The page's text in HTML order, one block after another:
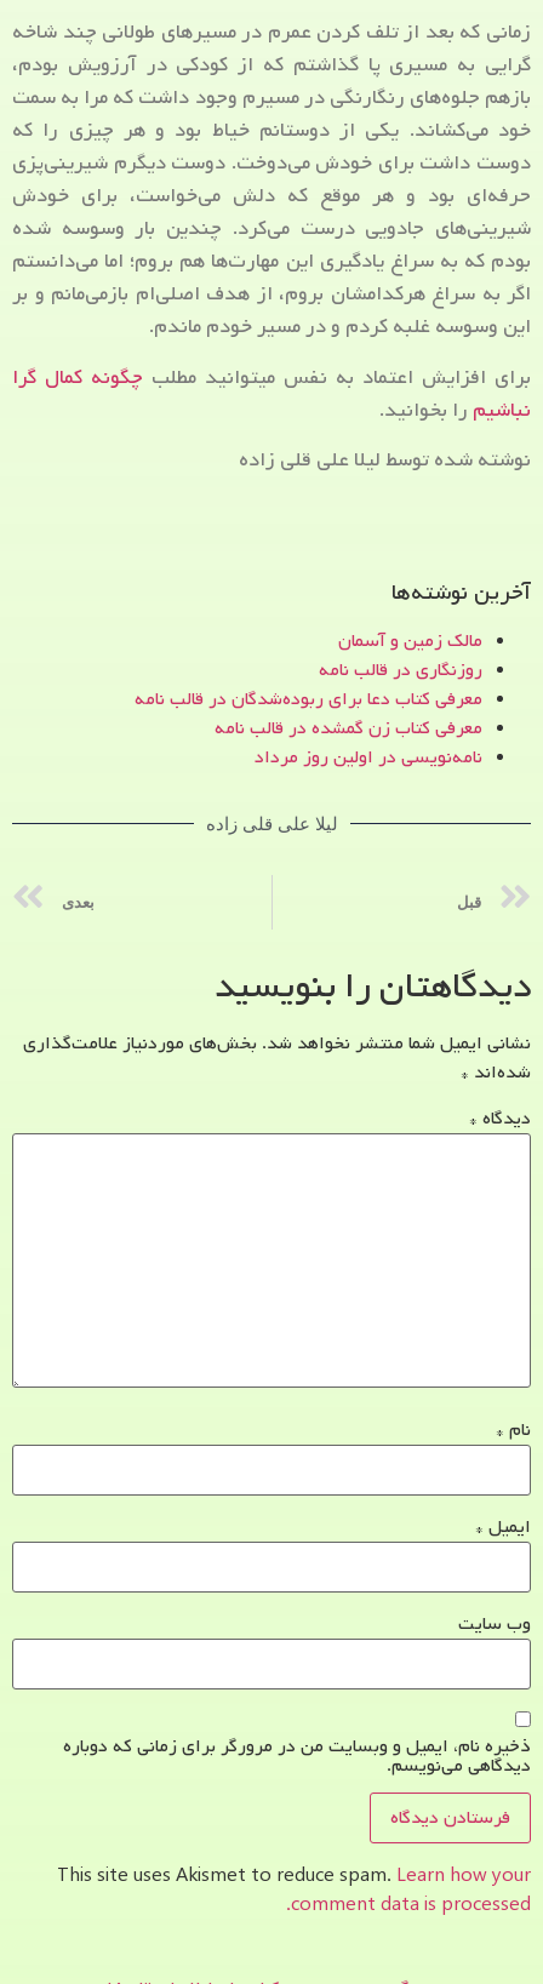
زمانی که بعد از تلف کردن عمرم در مسیرهای طولانی چند شاخه
گرایی به مسیری پا گذاشتم که از کودکی در آرزویش بودم،
بازهم جلوه‌های رنگارنگی در مسیرم وجود داشت که مرا به سمت
خود می‌کشاند. یکی از دوستانم خیاط بود و هر چیزی را که
دوست داشت برای خودش می‌دوخت. دوست دیگرم شیرینی‌پزی
حرفه‌ای بود و هر موقع که دلش می‌خواست، برای خودش
شیرینی‌های جادویی درست می‌کرد. چندین بار وسوسه شده
بودم که به سراغ یادگیری این مهارت‌ها هم بروم؛ اما می‌دانستم
اگر به سراغ هرکدامشان بروم، از هدف اصلی‌ام بازمی‌مانم و بر
این وسوسه غلبه کردم و در مسیر خودم ماندم.
برای افزایش اعتماد به نفس میتوانید مطلب چگونه کمال گرا
نباشیم را بخوانید.
نوشته شده توسط لیلا علی قلی زاده
آخرین نوشته‌ها
مالک زمین و آسمان
روزنگاری در قالب نامه
معرفی کتاب دعا برای ربوده‌شدگان در قالب نامه
معرفی کتاب زن‌ گمشده در قالب نامه
نامه‌نویسی در اولین روز مرداد
لیلا علی قلی زاده
قبل بعدی
دیدگاهتان را بنویسید
نشانی ایمیل شما منتشر نخواهد شد. بخش‌های موردنیاز علامت‌گذاری
شده‌اند *
دیدگاه *
نام *
ایمیل *
وب‌ سایت
ذخیره نام، ایمیل و وبسایت من در مرورگر برای زمانی که دوباره
دیدگاهی می‌نویسم.
This site uses Akismet to reduce spam. Learn how your
comment data is processed.